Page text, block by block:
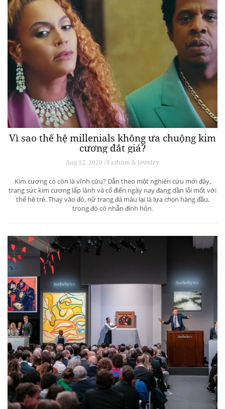
Vì sao thế hệ millenials không ưa chuộng kim
cương đắt giá?
Aug 12, 2020 / Fashion & Jewelry
Kim cương có còn là vĩnh cửu? Dẫn theo một nghiên cứu mới đây,
trang sức kim cương lấp lánh và cổ điển ngày nay đang dần lỗi mốt với
thế hệ trẻ. Thay vào đó, nữ trang đá màu lại là lựa chọn hàng đầu,
trong đó có nhẫn đính hôn.